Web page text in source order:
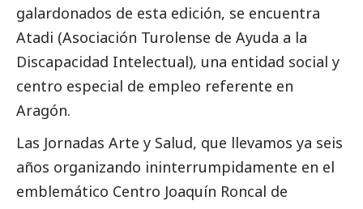
galardonados de esta edición, se encuentra
Atadi (Asociación Turolense de Ayuda a la
Discapacidad Intelectual), una entidad social y
centro especial de empleo referente en
Aragón.
Las Jornadas Arte y Salud, que llevamos ya seis
años organizando ininterrumpidamente en el
emblemático Centro Joaquín Roncal de